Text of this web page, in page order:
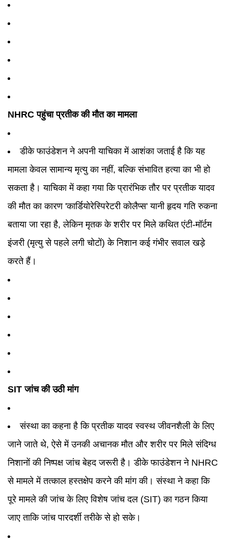
NHRC पहुंचा प्रतीक की मौत का मामला
डीके फाउंडेशन ने अपनी याचिका में आशंका जताई है कि यह
मामला केवल सामान्य मृत्यु का नहीं, बल्कि संभावित हत्या का भी हो
सकता है। याचिका में कहा गया कि प्रारंभिक तौर पर प्रतीक यादव
की मौत का कारण 'कार्डियोरेस्पिरेटरी कोलैप्स' यानी हृदय गति रुकना
बताया जा रहा है, लेकिन मृतक के शरीर पर मिले कथित एंटी-मॉर्टम
इंजरी (मृत्यु से पहले लगी चोटों) के निशान कई गंभीर सवाल खड़े
करते हैं।
SIT जांच की उठी मांग
संस्था का कहना है कि प्रतीक यादव स्वस्थ जीवनशैली के लिए
जाने जाते थे, ऐसे में उनकी अचानक मौत और शरीर पर मिले संदिग्ध
निशानों की निष्पक्ष जांच बेहद जरूरी है। डीके फाउंडेशन ने NHRC
से मामले में तत्काल हस्तक्षेप करने की मांग की। संस्था ने कहा कि
पूरे मामले की जांच के लिए विशेष जांच दल (SIT) का गठन किया
जाए ताकि जांच पारदर्शी तरीके से हो सके।